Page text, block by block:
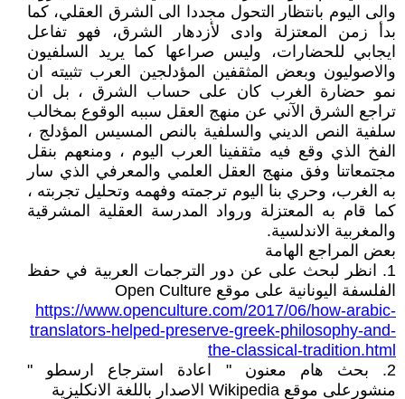
والى اليوم بانتظار التحول مجددا الى الشرق العقلي، كما
بدأ زمن المعتزلة وادى لأزدهار الشرق، فهو تفاعل
ايجابي للحضارات، وليس صراعها كما يريد السلفيون
والاصوليون وبعض المثقفين المؤدلجين العرب تثبيته ان
نمو حضارة الغرب كان على حساب الشرق ، بل ان
تراجع الشرق الآني عن منهج العقل سببه الوقوع بمخالب
سلفية النص الديني والسلفية بالنص المسيس المؤدلج ،
الفخ الذي وقع فيه مثقفينا العرب اليوم ، ومنعهم بنقل
مجتمعاتنا وفق منهج العقل العلمي والمعرفي الذي سار
به الغرب، وحري بنا اليوم ترجمته وفهمه وتحليل تجربته ،
كما قام به المعتزلة ورواد المدرسة العقلية المشرقية
والمغربية الاندلسية.
بعض المراجع الهامة
1. انظر لبحث على عن دور الترجمات العربية في حفظ
الفلسفة اليونانية على موقع Open Culture
https://www.openculture.com/2017/06/how-arabic-
translators-helped-preserve-greek-philosophy-and-
the-classical-tradition.html
2. بحث هام معنون " اعادة استرجاع ارسطو "
منشورعلى موقع Wikipedia الاصدار باللغة الانكليزية